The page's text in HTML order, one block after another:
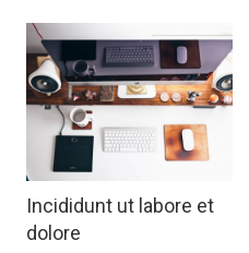
Incididunt ut labore et
dolore